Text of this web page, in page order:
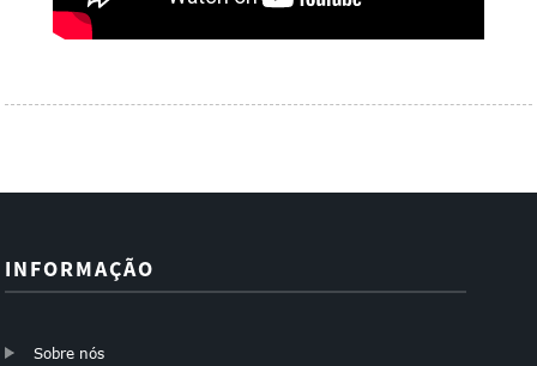
INFORMAÇÃO
Sobre nós